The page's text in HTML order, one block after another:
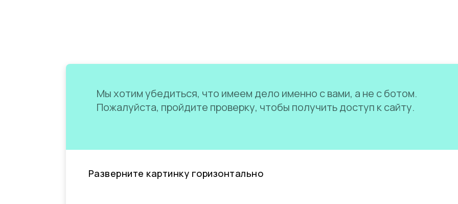
Мы хотим убедиться, что имеем дело именно с вами, а не с ботом.
Пожалуйста, пройдите проверку, чтобы получить доступ к сайту.
Разверните картинку горизонтально